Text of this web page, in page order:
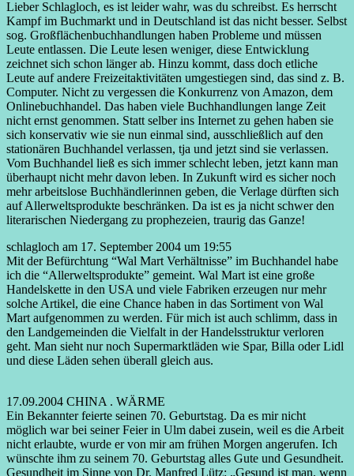
Lieber Schlagloch, es ist leider wahr, was du schreibst. Es herrscht
Kampf im Buchmarkt und in Deutschland ist das nicht besser. Selbst
sog. Großflächenbuchhandlungen haben Probleme und müssen
Leute entlassen. Die Leute lesen weniger, diese Entwicklung
zeichnet sich schon länger ab. Hinzu kommt, dass doch etliche
Leute auf andere Freizeitaktivitäten umgestiegen sind, das sind z. B.
Computer. Nicht zu vergessen die Konkurrenz von Amazon, dem
Onlinebuchhandel. Das haben viele Buchhandlungen lange Zeit
nicht ernst genommen. Statt selber ins Internet zu gehen haben sie
sich konservativ wie sie nun einmal sind, ausschließlich auf den
stationären Buchhandel verlassen, tja und jetzt sind sie verlassen.
Vom Buchhandel ließ es sich immer schlecht leben, jetzt kann man
überhaupt nicht mehr davon leben. In Zukunft wird es sicher noch
mehr arbeitslose Buchhändlerinnen geben, die Verlage dürften sich
auf Allerweltsprodukte beschränken. Da ist es ja nicht schwer den
literarischen Niedergang zu prophezeien, traurig das Ganze!
schlagloch am 17. September 2004 um 19:55
Mit der Befürchtung “Wal Mart Verhältnisse” im Buchhandel habe
ich die “Allerweltsprodukte” gemeint. Wal Mart ist eine große
Handelskette in den USA und viele Fabriken erzeugen nur mehr
solche Artikel, die eine Chance haben in das Sortiment von Wal
Mart aufgenommen zu werden. Für mich ist auch schlimm, dass in
den Landgemeinden die Vielfalt in der Handelsstruktur verloren
geht. Man sieht nur noch Supermarktläden wie Spar, Billa oder Lidl
und diese Läden sehen überall gleich aus.
17.09.2004 CHINA . WÄRME
Ein Bekannter feierte seinen 70. Geburtstag. Da es mir nicht
möglich war bei seiner Feier in Ulm dabei zusein, weil es die Arbeit
nicht erlaubte, wurde er von mir am frühen Morgen angerufen. Ich
wünschte ihm zu seinem 70. Geburtstag alles Gute und Gesundheit.
Gesundheit im Sinne von Dr. Manfred Lütz: „Gesund ist man, wenn